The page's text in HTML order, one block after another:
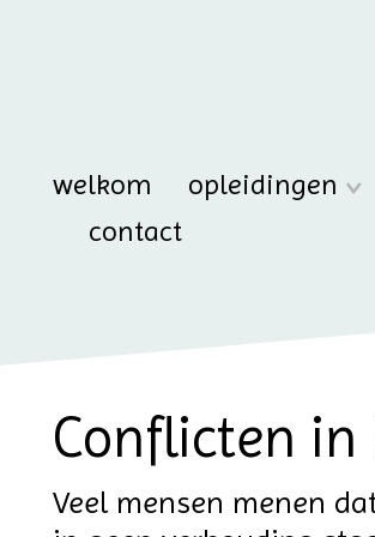
welkom opleidingen
contact
Conflicten
Veel mensen menen